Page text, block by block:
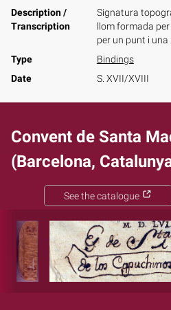
Description /
Transcription
Signatura
llom formada
per un punt i
Type
Bindings
Date
S. XVII/XVIII
Convent de Santa
(Barcelona,
See the catalogue